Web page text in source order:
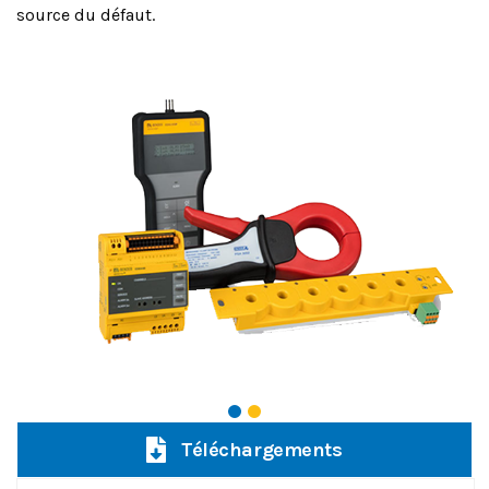
source du défaut.
Téléchargements